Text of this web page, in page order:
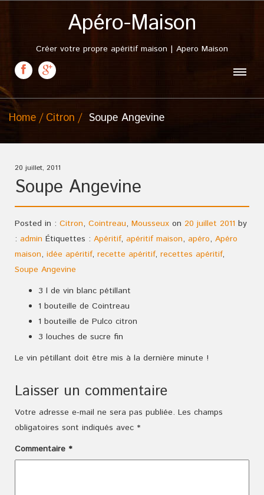
Apéro-Maison
Créer votre propre apéritif maison | Apero Maison
Home Citron Soupe Angevine
20 juillet, 2011
Soupe Angevine
Posted in : Citron, Cointreau, Mousseux on 20 juillet 2011 by
: admin Étiquettes : Apéritif, apéritif maison, apéro, Apéro
maison, idée apéritif, recette apéritif, recettes apéritif,
Soupe Angevine
3 l de vin blanc pétillant
1 bouteille de Cointreau
1 bouteille de Pulco citron
3 louches de sucre fin
Le vin pétillant doit être mis à la dernière minute !
Laisser un commentaire
Votre adresse e-mail ne sera pas publiée. Les champs
obligatoires sont indiqués avec *
Commentaire *